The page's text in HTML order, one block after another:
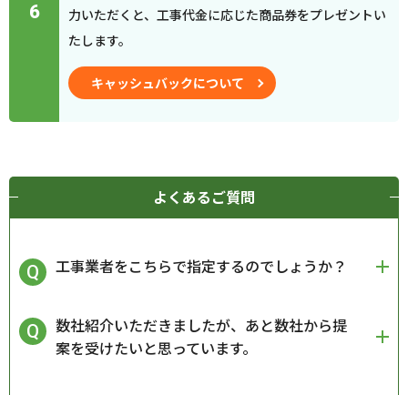
6
力いただくと、工事代金に応じた商品券をプレゼントい
たします。
キャッシュバックについて
よくあるご質問
工事業者をこちらで指定するのでしょうか？
数社紹介いただきましたが、あと数社から提
案を受けたいと思っています。